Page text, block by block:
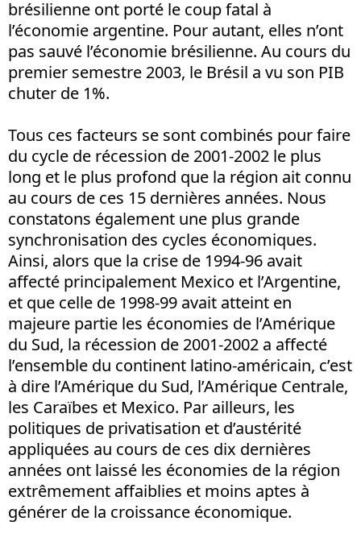
brésilienne ont porté le coup fatal à
l’économie argentine. Pour autant, elles n’ont
pas sauvé l’économie brésilienne. Au cours du
premier semestre 2003, le Brésil a vu son PIB
chuter de 1%.
Tous ces facteurs se sont combinés pour faire
du cycle de récession de 2001-2002 le plus
long et le plus profond que la région ait connu
au cours de ces 15 dernières années. Nous
constatons également une plus grande
synchronisation des cycles économiques.
Ainsi, alors que la crise de 1994-96 avait
affecté principalement Mexico et l’Argentine,
et que celle de 1998-99 avait atteint en
majeure partie les économies de l’Amérique
du Sud, la récession de 2001-2002 a affecté
l’ensemble du continent latino-américain, c’est
à dire l’Amérique du Sud, l’Amérique Centrale,
les Caraïbes et Mexico. Par ailleurs, les
politiques de privatisation et d’austérité
appliquées au cours de ces dix dernières
années ont laissé les économies de la région
extrêmement affaiblies et moins aptes à
générer de la croissance économique.